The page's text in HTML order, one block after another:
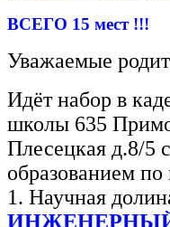
ВСЕГО 15 мест !!!
Уважаемые
Идёт набор в
школы 635
Плесецкая д.8/5
образованием
1. Научная